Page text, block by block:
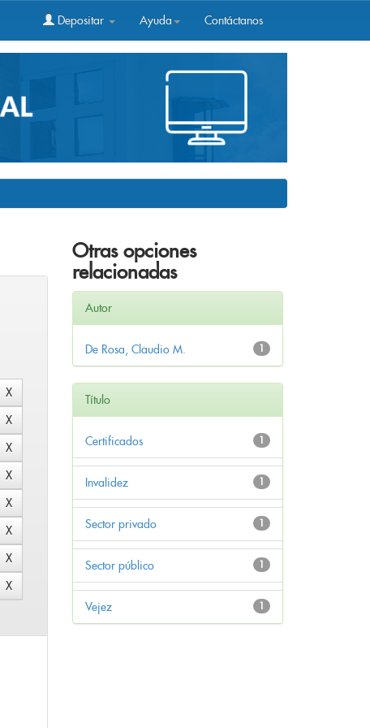
Depositar Ayuda Contáctanos
Otras opciones
relacionadas
Autor
1
De Rosa, Claudio M.
Título
1
Certificados
1
Invalidez
1
Sector privado
1
Sector público
1
Vejez